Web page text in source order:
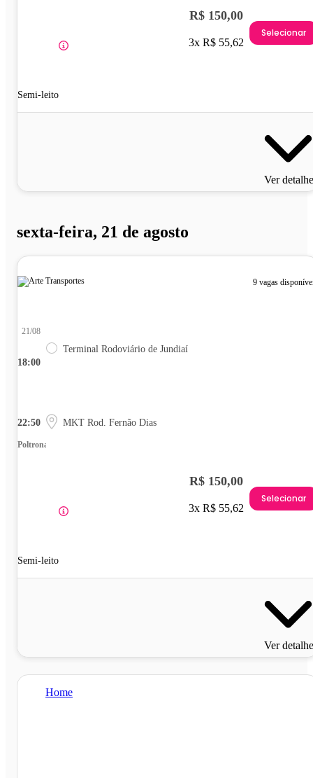
Semi-leito
R$ 150,00
3x R$ 55,62
Selecionar
Ver
sexta-feira, 21 de agosto
9 vagas
18:00
21/08
Terminal Rodoviário de Jundiaí
22:50 MKT Rod. Fernão Dias
Poltrona
Semi-leito
R$ 150,00
3x R$ 55,62
Selecionar
Ver
Home